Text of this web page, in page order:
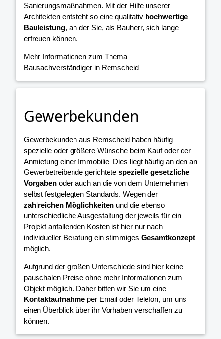
Sanierungsmaßnahmen. Mit der Hilfe unserer
Architekten entsteht so eine qualitativ hochwertige
Bauleistung, an der Sie, als Bauherr, sich lange
erfreuen können.
Mehr Informationen zum Thema
Bausachverständiger in Remscheid
Gewerbekunden
Gewerbekunden aus Remscheid haben häufig
spezielle oder größere Wünsche beim Kauf oder der
Anmietung einer Immobilie. Dies liegt häufig an den an
Gewerbetreibende gerichtete spezielle gesetzliche
Vorgaben oder auch an die von dem Unternehmen
selbst festgelegten Standards. Wegen der
zahlreichen Möglichkeiten und die ebenso
unterschiedliche Ausgestaltung der jeweils für ein
Projekt anfallenden Kosten ist hier nur nach
individueller Beratung ein stimmiges Gesamtkonzept
möglich.
Aufgrund der großen Unterschiede sind hier keine
pauschalen Preise ohne mehr Informationen zum
Objekt möglich. Daher bitten wir Sie um eine
Kontaktaufnahme per Email oder Telefon, um uns
einen Überblick über ihr Vorhaben verschaffen zu
können.